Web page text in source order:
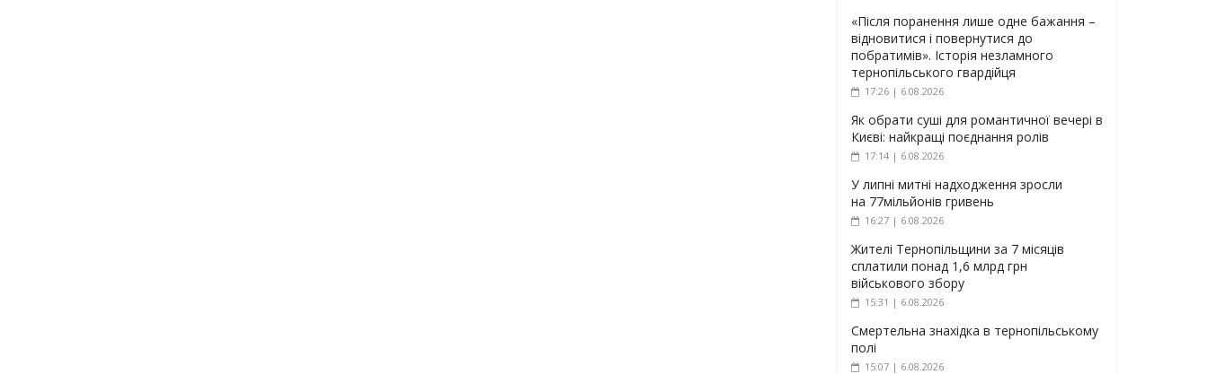
«Після поранення лише одне бажання –
відновитися і повернутися до
побратимів». Історія незламного
тернопільського гвардійця
17:26 | 6.08.2026
Як обрати суші для романтичної вечері в
Києві: найкращі поєднання ролів
17:14 | 6.08.2026
У липні митні надходження зросли
на 77мільйонів гривень
16:27 | 6.08.2026
Жителі Тернопільщини за 7 місяців
сплатили понад 1,6 млрд грн
військового збору
15:31 | 6.08.2026
Смертельна знахідка в тернопільському
полі
15:07 | 6.08.2026